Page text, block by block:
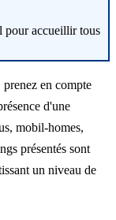
pour accueillir tous
en compte
d'une
mobil-homes,
présentés sont
un niveau de